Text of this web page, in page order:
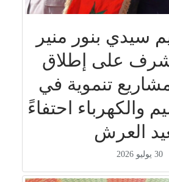
سيدي بنور منير
على إطلاق
تنموية في
والكهرباء احتفاءً
العرش
30 يوليو 2026